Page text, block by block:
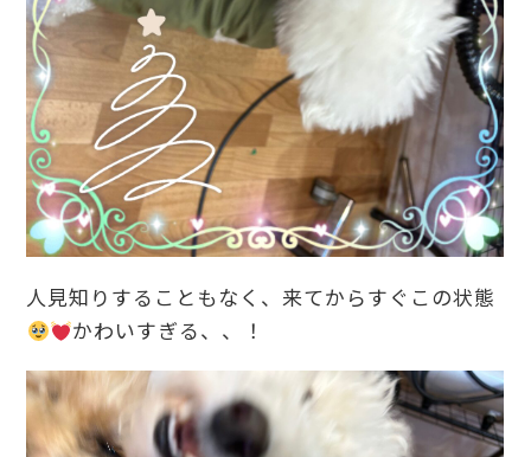
人見知りすることもなく、来てからすぐこの状態
かわいすぎる、、！